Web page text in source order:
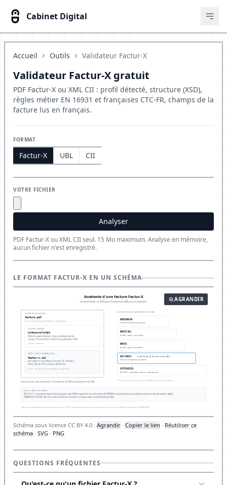
Cabinet Digital
Accueil Outils Validateur Factur-X
Validateur Factur-X gratuit
PDF Factur-X ou XML CII : profil détecté, structure (XSD),
règles métier EN 16931 et françaises CTC-FR, champs de la
facture lus en français.
FORMAT
Factur-X UBL CII
VOTRE FICHIER
Analyser
PDF Factur-X ou XML CII seul. 15 Mo maximum. Analyse en mémoire,
aucun fichier n'est enregistré.
LE FORMAT FACTUR-X EN UN SCHÉMA
AGRANDIR
Schéma sous licence CC BY 4.0 : Agrandir · Copier le lien · Réutiliser ce
schéma · SVG · PNG
QUESTIONS FRÉQUENTES